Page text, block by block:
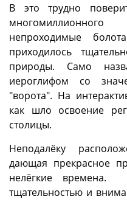
В это трудно
непроходимые
приходилось
природы. Само
иероглифом со
"ворота". На
как шло освоение
столицы.
Неподалёку
дающая прекрасное
нелёгкие времена.
тщательностью и